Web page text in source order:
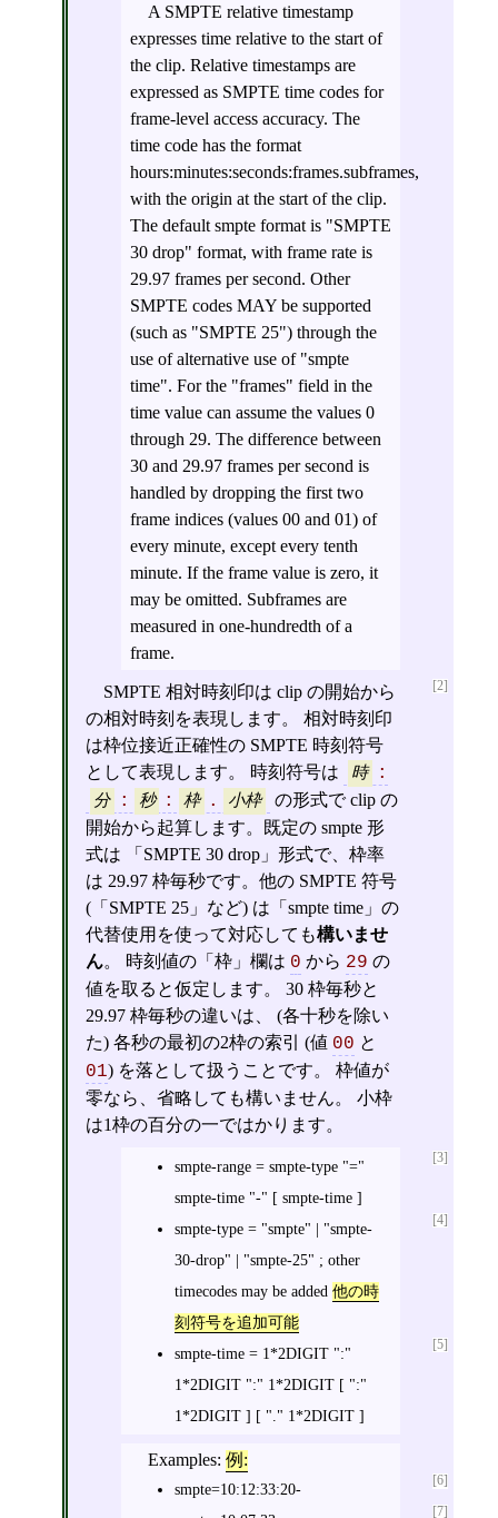
A SMPTE relative timestamp
expresses time relative to the start of
the clip. Relative timestamps are
expressed as SMPTE time codes for
frame-level access accuracy. The
time code has the format
hours:minutes:seconds:frames.subframes,
with the origin at the start of the clip.
The default smpte format is "SMPTE
30 drop" format, with frame rate is
29.97 frames per second. Other
SMPTE codes MAY be supported
(such as "SMPTE 25") through the
use of alternative use of "smpte
time". For the "frames" field in the
time value can assume the values 0
through 29. The difference between
30 and 29.97 frames per second is
handled by dropping the first two
frame indices (values 00 and 01) of
every minute, except every tenth
minute. If the frame value is zero, it
may be omitted. Subframes are
measured in one-hundredth of a
frame.
[2]
SMPTE 相対時刻印は clip の開始から
の相対時刻を表現します。 相対時刻印
は枠位接近正確性の SMPTE 時刻符号
として表現します。 時刻符号は
時 :
分 : 秒 : 枠 . 小枠
の形式で clip の
開始から起算します。既定の smpte 形
式は 「SMPTE 30 drop」形式で、枠率
は 29.97 枠毎秒です。他の SMPTE 符号
(「SMPTE 25」など) は「smpte time」の
代替使用を使って対応しても構いませ
ん。 時刻値の「枠」欄は 0 から 29 の
値を取ると仮定します。 30 枠毎秒と
29.97 枠毎秒の違いは、 (各十秒を除い
た) 各秒の最初の2枠の索引 (値 00 と
01) を落として扱うことです。 枠値が
零なら、省略しても構いません。 小枠
は1枠の百分の一ではかります。
[3]
smpte-range = smpte-type "="
smpte-time "-" [ smpte-time ]
[4]
smpte-type = "smpte" | "smpte-
30-drop" | "smpte-25" ; other
timecodes may be added 他の時
刻符号を追加可能
[5]
smpte-time = 1*2DIGIT ":"
1*2DIGIT ":" 1*2DIGIT [ ":"
1*2DIGIT ] [ "." 1*2DIGIT ]
Examples: 例:
[6]
smpte=10:12:33:20-
[7]